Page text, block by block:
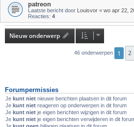
patreon
Laatste bericht door Louisvor « wo apr 22,
Reacties: 4
Nieuw onderwerp
46 onderwerpen 1 2
Forumpermissies
Je kunt niet nieuwe berichten plaatsen in dit forum
Je kunt niet reageren op onderwerpen in dit forum
Je kunt niet je eigen berichten wijzigen in dit forum
Je kunt niet je eigen berichten verwijderen in dit